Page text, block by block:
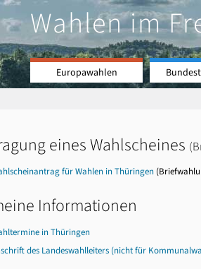
Wahlen im
Europawahlen
eines Wahlscheines
für Wahlen in Thüringen
Informationen
in Thüringen
des Landeswahlleiters (nicht für